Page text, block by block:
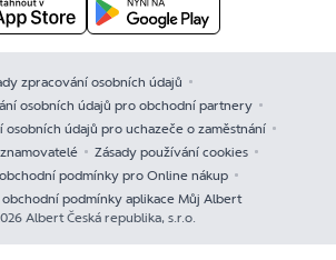
zpracování osobních údajů
osobních údajů pro obchodní partnery
osobních údajů pro uchazeče o zaměstnání
Zásady používání cookies
podmínky pro Online nákup
obchodní podmínky aplikace Můj Albert
Albert Česká republika, s.r.o.